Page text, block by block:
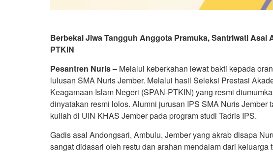
Berbekal Jiwa Tangguh Anggota Pramuka, Santriwati Asal
PTKIN
Pesantren Nuris – Melalui keberkahan lewat bakti kepada
lulusan SMA Nuris Jember. Melalui hasil Seleksi Prestasi
Keagamaan Islam Negeri (SPAN-PTKIN) yang resmi
dinyatakan resmi lolos. Alumni jurusan IPS SMA Nuris Jember
kuliah di UIN KHAS Jember pada program studi Tadris IPS.
Gadis asal Andongsari, Ambulu, Jember yang akrab disapa
sangat didasari oleh restu dan arahan mendalam dari keluarga